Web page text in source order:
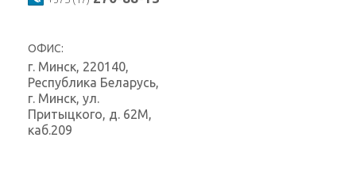
ОФИС:
г. Минск, 220140,
Республика Беларусь,
г. Минск, ул.
Притыцкого, д. 62М,
каб.209